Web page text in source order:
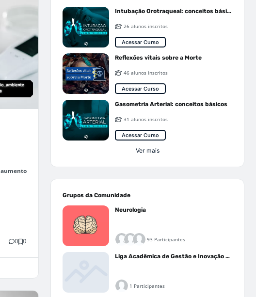
aumento
0 0
Intubação Orotraqueal: conceitos básicos
26 alunos inscritos
Acessar Curso
Reflexões vitais sobre a Morte
46 alunos inscritos
Acessar Curso
Gasometria Arterial: conceitos básicos
31 alunos inscritos
Acessar Curso
Ver mais
Grupos da Comunidade
Neurologia
93 Participantes
Liga Acadêmica de Gestão e Inovação Médica - LAGIM
1 Participantes